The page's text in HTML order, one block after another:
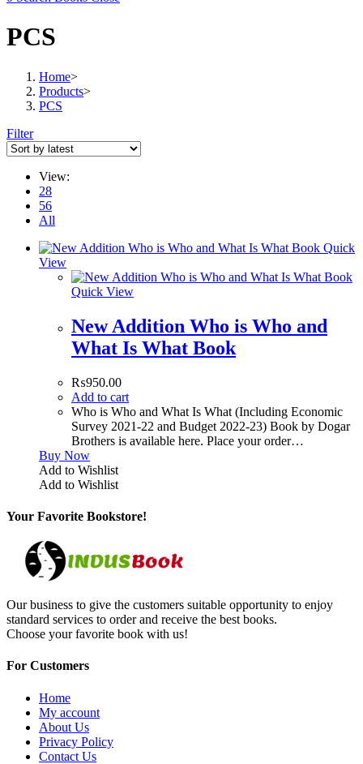
PCS
Home>
Products>
PCS
Filter
View:
28
56
All
Quick
View
Quick View
New Addition Who is Who and
What Is What Book
₨950.00
Add to cart
Who is Who and What Is What (Including Economic
Survey 2021-22 and Budget 2022-23) Book by Dogar
Brothers is available here. Place your order…
Buy Now
Add to Wishlist
Add to Wishlist
Your Favorite Bookstore!
Our business to give the customers suitable opportunity to enjoy
standard services to order and receive the best books.
Choose your favorite book with us!
For Customers
Home
My account
About Us
Privacy Policy
Contact Us